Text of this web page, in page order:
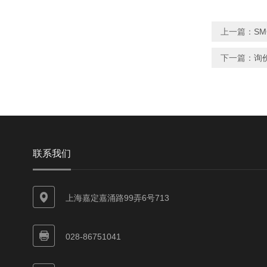
上一篇：
下一篇： 询
联系我们
上海嘉定嘉涌路99弄6号713
028-86751041